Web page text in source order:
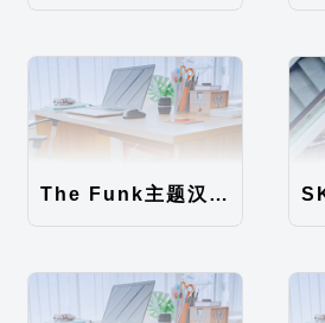
The Funk主题汉化包